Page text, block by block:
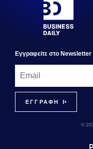
Εγγραφεiτε στο Newsletter
©